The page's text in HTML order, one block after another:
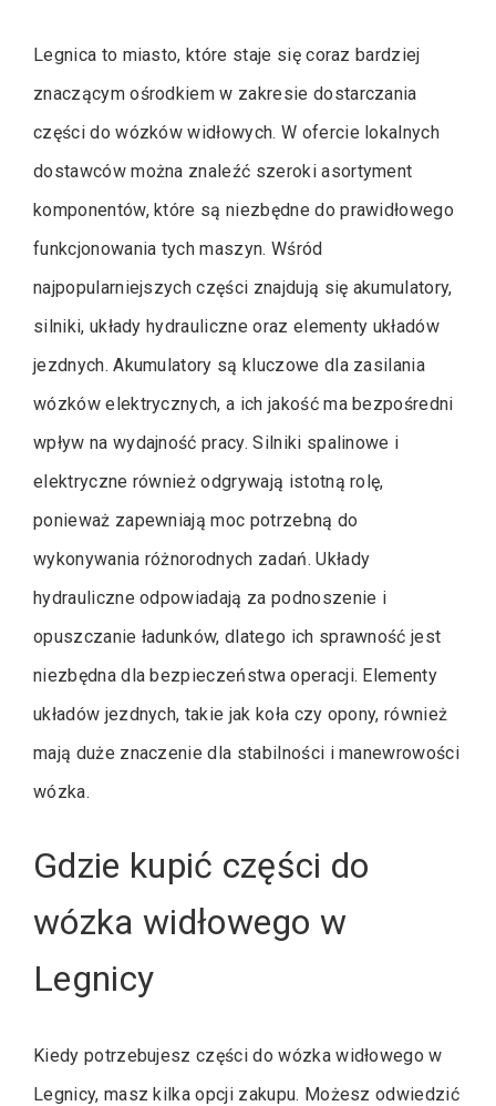
Legnica to miasto, które staje się coraz bardziej
znaczącym ośrodkiem w zakresie dostarczania
części do wózków widłowych. W ofercie lokalnych
dostawców można znaleźć szeroki asortyment
komponentów, które są niezbędne do prawidłowego
funkcjonowania tych maszyn. Wśród
najpopularniejszych części znajdują się akumulatory,
silniki, układy hydrauliczne oraz elementy układów
jezdnych. Akumulatory są kluczowe dla zasilania
wózków elektrycznych, a ich jakość ma bezpośredni
wpływ na wydajność pracy. Silniki spalinowe i
elektryczne również odgrywają istotną rolę,
ponieważ zapewniają moc potrzebną do
wykonywania różnorodnych zadań. Układy
hydrauliczne odpowiadają za podnoszenie i
opuszczanie ładunków, dlatego ich sprawność jest
niezbędna dla bezpieczeństwa operacji. Elementy
układów jezdnych, takie jak koła czy opony, również
mają duże znaczenie dla stabilności i manewrowości
wózka.
Gdzie kupić części do
wózka widłowego w
Legnicy
Kiedy potrzebujesz części do wózka widłowego w
Legnicy, masz kilka opcji zakupu. Możesz odwiedzić